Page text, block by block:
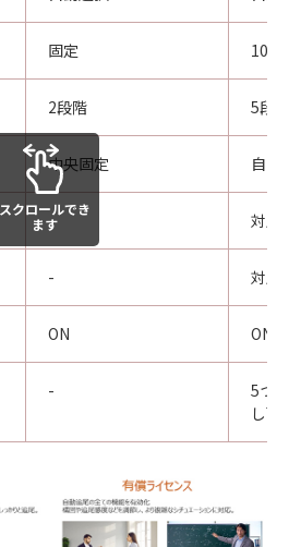
固定 10段
2段階 5段階
中央固定 自由
- 対応
- 対応
ON ON
-
5つ
し可
スクロールでき
ます